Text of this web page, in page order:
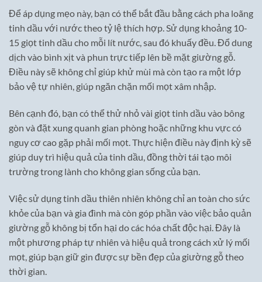
Để áp dụng mẹo này, bạn có thể bắt đầu bằng cách pha loãng
tinh dầu với nước theo tỷ lệ thích hợp. Sử dụng khoảng 10-
15 giọt tinh dầu cho mỗi lít nước, sau đó khuấy đều. Đổ dung
dịch vào bình xịt và phun trực tiếp lên bề mặt giường gỗ.
Điều này sẽ không chỉ giúp khử mùi mà còn tạo ra một lớp
bảo vệ tự nhiên, giúp ngăn chặn mối mọt xâm nhập.
Bên cạnh đó, bạn có thể thử nhỏ vài giọt tinh dầu vào bông
gòn và đặt xung quanh gian phòng hoặc những khu vực có
nguy cơ cao gặp phải mối mọt. Thực hiện điều này định kỳ sẽ
giúp duy trì hiệu quả của tinh dầu, đồng thời tái tạo môi
trường trong lành cho không gian sống của bạn.
Việc sử dụng tinh dầu thiên nhiên không chỉ an toàn cho sức
khỏe của bạn và gia đình mà còn góp phần vào việc bảo quản
giường gỗ không bị tổn hại do các hóa chất độc hại. Đây là
một phương pháp tự nhiên và hiệu quả trong cách xử lý mối
mọt, giúp bạn giữ gìn được sự bền đẹp của giường gỗ theo
thời gian.